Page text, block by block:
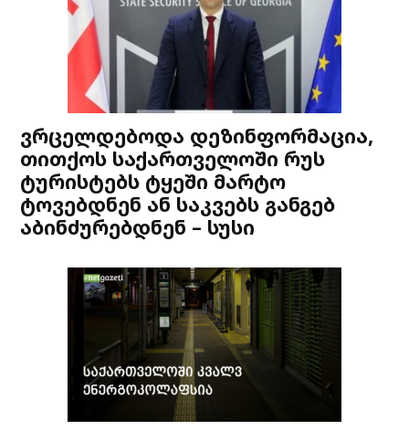
ვრცელდებოდა დეზინფორმაცია,
თითქოს საქართველოში რუს
ტურისტებს ტყეში მარტო
ტოვებდნენ ან საკვებს განგებ
აბინძურებდნენ – სუსი